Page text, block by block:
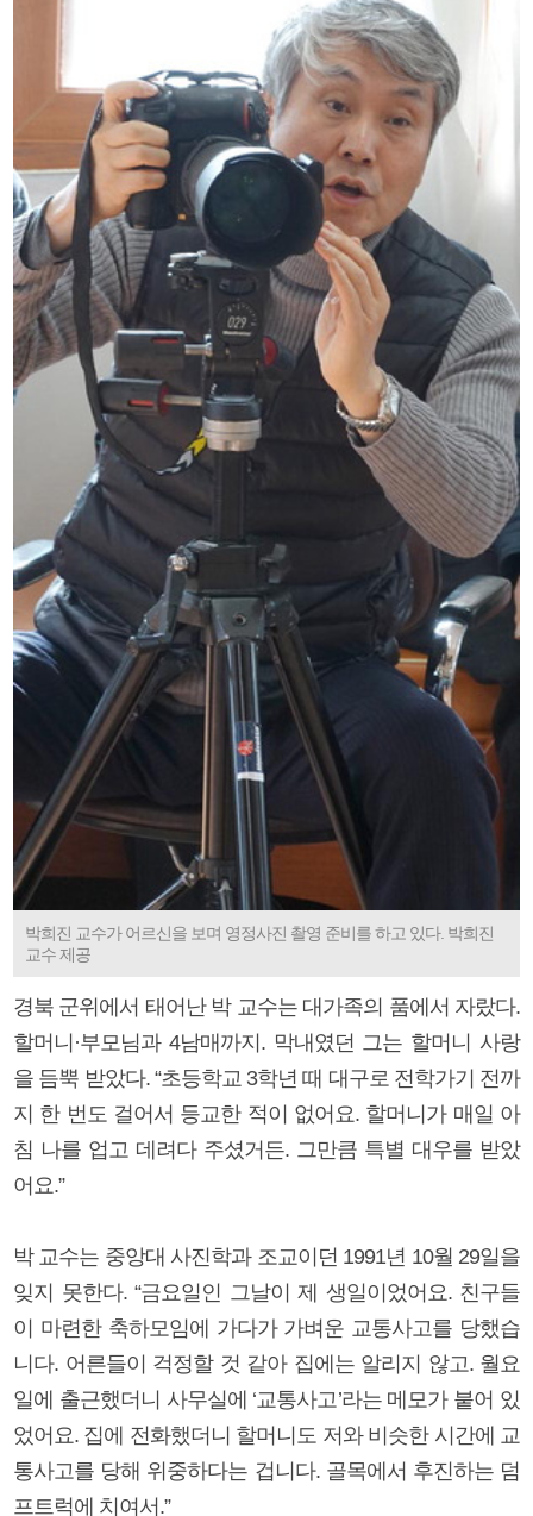
박희진 교수가 어르신을 보며 영정사진 촬영 준비를 하고 있다. 박희진
교수 제공
경북 군위에서 태어난 박 교수는 대가족의 품에서 자랐다.
할머니·부모님과 4남매까지. 막내였던 그는 할머니 사랑
을 듬뿍 받았다. “초등학교 3학년 때 대구로 전학가기 전까
지 한 번도 걸어서 등교한 적이 없어요. 할머니가 매일 아
침 나를 업고 데려다 주셨거든. 그만큼 특별 대우를 받았
어요.”
박 교수는 중앙대 사진학과 조교이던 1991년 10월 29일을
잊지 못한다. “금요일인 그날이 제 생일이었어요. 친구들
이 마련한 축하모임에 가다가 가벼운 교통사고를 당했습
니다. 어른들이 걱정할 것 같아 집에는 알리지 않고. 월요
일에 출근했더니 사무실에 ‘교통사고’라는 메모가 붙어 있
었어요. 집에 전화했더니 할머니도 저와 비슷한 시간에 교
통사고를 당해 위중하다는 겁니다. 골목에서 후진하는 덤
프트럭에 치여서.”